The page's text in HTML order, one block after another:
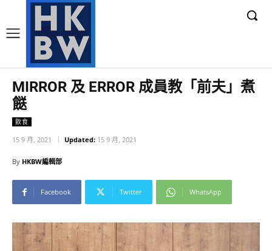
MIRROR 及 ERROR 成員教「前夫」煮
餸
飲食
15 9 月, 2021 Updated: 15 9 月, 2021
By HKBW編輯部
Facebook Twitter WhatsApp